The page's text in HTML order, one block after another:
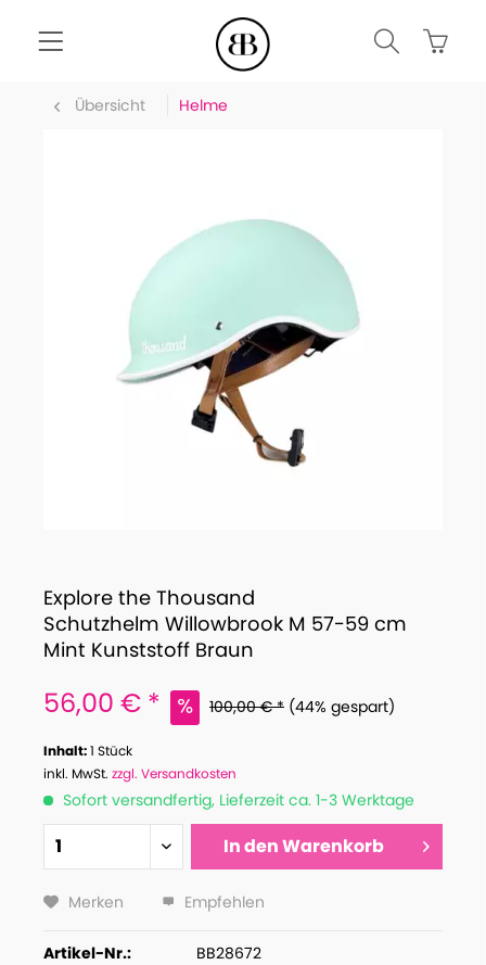
Übersicht Helme
Explore the Thousand
Schutzhelm Willowbrook M 57-59 cm
Mint Kunststoff Braun
56,00 € * 100,00 € * (44% gespart)
Inhalt:1 Stück
inkl. MwSt. zzgl. Versandkosten
Sofort versandfertig, Lieferzeit ca. 1-3 Werktage
In denWarenkorb
Merken Empfehlen
Artikel-Nr.:
BB28672